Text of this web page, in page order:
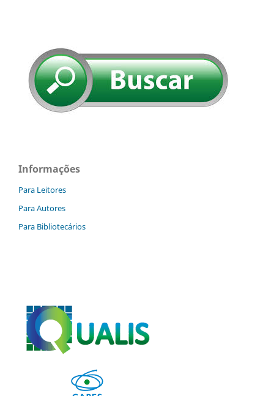
Informações
Para Leitores
Para Autores
Para Bibliotecários